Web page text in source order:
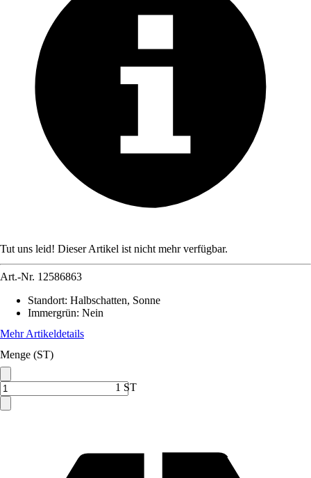
Tut uns leid! Dieser Artikel ist nicht mehr verfügbar.
Art.-Nr. 12586863
Standort: Halbschatten, Sonne
Immergrün: Nein
Mehr Artikeldetails
Menge (ST)
1 ST